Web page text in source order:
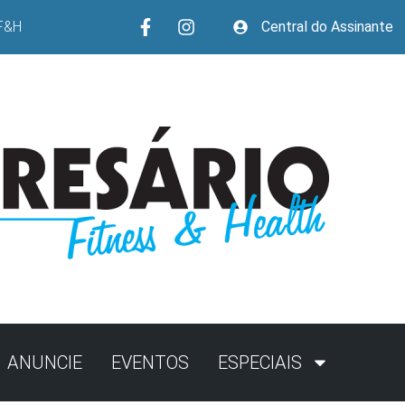
Central do Assinante
ANUNCIE EVENTOS ESPECIAIS